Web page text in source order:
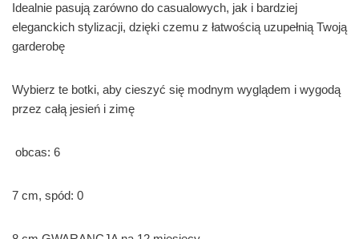
Idealnie pasują zarówno do casualowych, jak i bardziej
eleganckich stylizacji, dzięki czemu z łatwością uzupełnią Twoją
garderobę
Wybierz te botki, aby cieszyć się modnym wyglądem i wygodą
przez całą jesień i zimę
obcas: 6
7 cm, spód: 0